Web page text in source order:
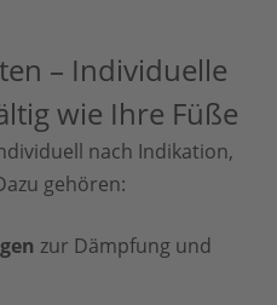
– Individuelle
wie Ihre Füße
nach Indikation,
gehören:
zur Dämpfung und